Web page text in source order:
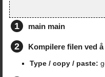
1 main main
2 Kompilere filen ved
Type / copy / paste: